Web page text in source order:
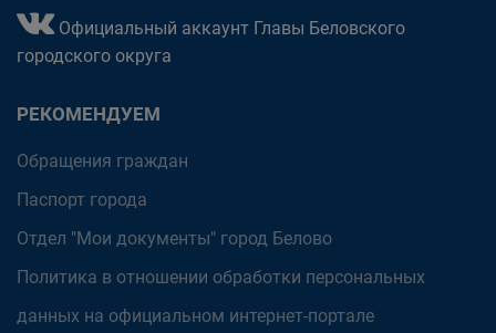
Официальный аккаунт Главы Беловского
городского округа
РЕКОМЕНДУЕМ
Обращения граждан
Паспорт города
Отдел "Мои документы" город Белово
Политика в отношении обработки персональных
данных на официальном интернет-портале